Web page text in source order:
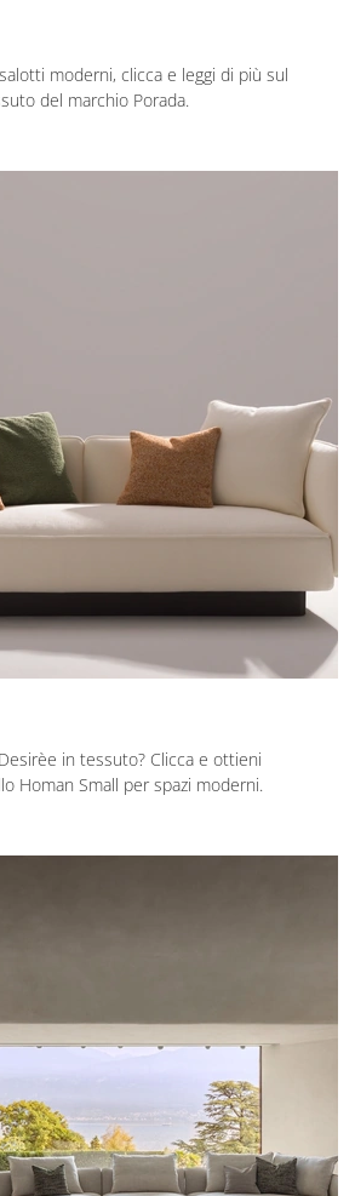
moderni, clicca e leggi di più sul
del marchio Porada.
in tessuto? Clicca e ottieni
Homan Small per spazi moderni.